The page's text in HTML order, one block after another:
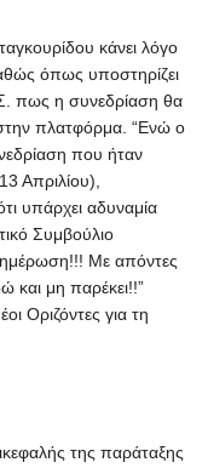
κάνει λόγο
όπως υποστηρίζει
πως η συνεδρίαση θα
στην πλατφόρμα. “Ενώ ο
που ήταν
Απριλίου),
υπάρχει αδυναμία
Συμβούλιο
Με απόντες
και μη παρέκει!!”
Οριζόντες για τη
της παράταξης